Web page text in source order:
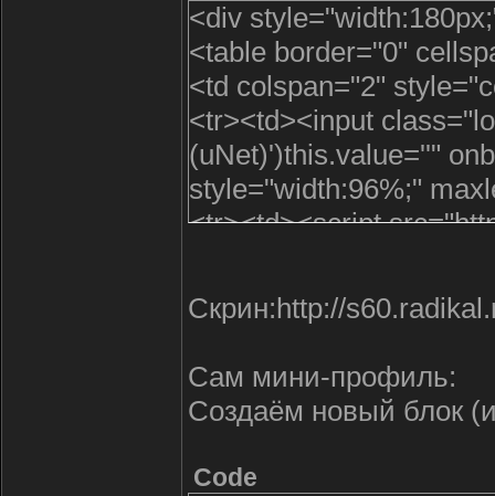
<div
<table border="0"
<td colspan="2"
<tr><td><input
(uNet)')this.value=''"
style="width:96%;"
<tr><td><script
maxlength="15"/></
</table>
<table border="0"
<tr><td nowrap>
<input
Скрин:http://
Сам мини-профиль:
Создаём новый блок
Code